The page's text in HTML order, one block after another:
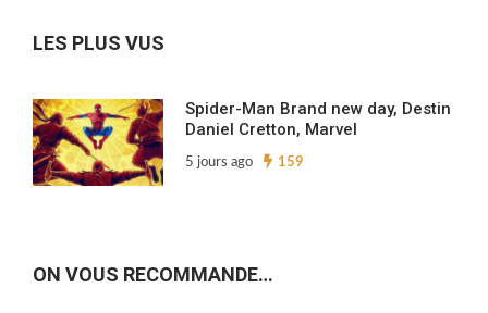
LES PLUS VUS
Spider-Man Brand new day, Destin
Daniel Cretton, Marvel
5 jours ago 159
ON VOUS RECOMMANDE…